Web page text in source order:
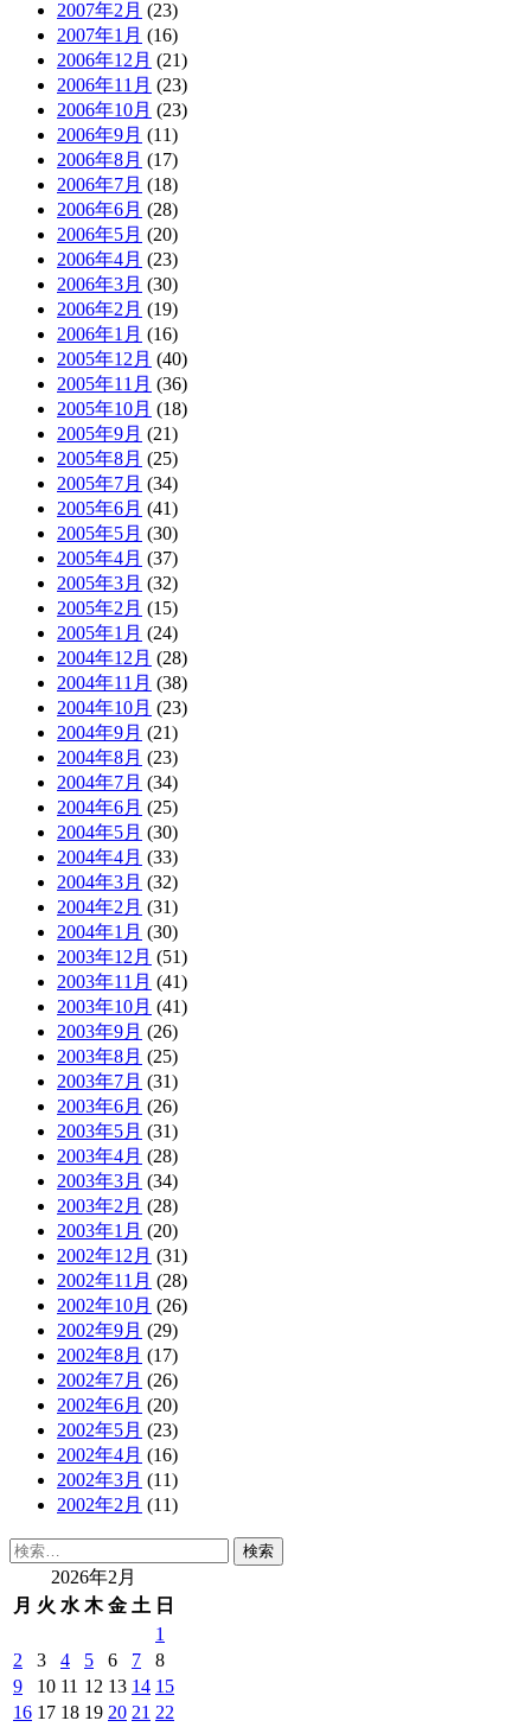
2007年2月 (23)
2007年1月 (16)
2006年12月 (21)
2006年11月 (23)
2006年10月 (23)
2006年9月 (11)
2006年8月 (17)
2006年7月 (18)
2006年6月 (28)
2006年5月 (20)
2006年4月 (23)
2006年3月 (30)
2006年2月 (19)
2006年1月 (16)
2005年12月 (40)
2005年11月 (36)
2005年10月 (18)
2005年9月 (21)
2005年8月 (25)
2005年7月 (34)
2005年6月 (41)
2005年5月 (30)
2005年4月 (37)
2005年3月 (32)
2005年2月 (15)
2005年1月 (24)
2004年12月 (28)
2004年11月 (38)
2004年10月 (23)
2004年9月 (21)
2004年8月 (23)
2004年7月 (34)
2004年6月 (25)
2004年5月 (30)
2004年4月 (33)
2004年3月 (32)
2004年2月 (31)
2004年1月 (30)
2003年12月 (51)
2003年11月 (41)
2003年10月 (41)
2003年9月 (26)
2003年8月 (25)
2003年7月 (31)
2003年6月 (26)
2003年5月 (31)
2003年4月 (28)
2003年3月 (34)
2003年2月 (28)
2003年1月 (20)
2002年12月 (31)
2002年11月 (28)
2002年10月 (26)
2002年9月 (29)
2002年8月 (17)
2002年7月 (26)
2002年6月 (20)
2002年5月 (23)
2002年4月 (16)
2002年3月 (11)
2002年2月 (11)
検
2026年2月
月 火 水 木 金 土 日
1
2
3 4 5 6 7
8
9
10 11 12 13 14 15
16 17 18 19 20 21 22